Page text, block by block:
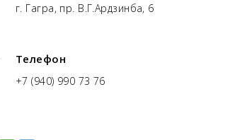
г. Гагра, пр. В.Г.Ардзинба, 6
Телефон
+7 (940) 990 73 76